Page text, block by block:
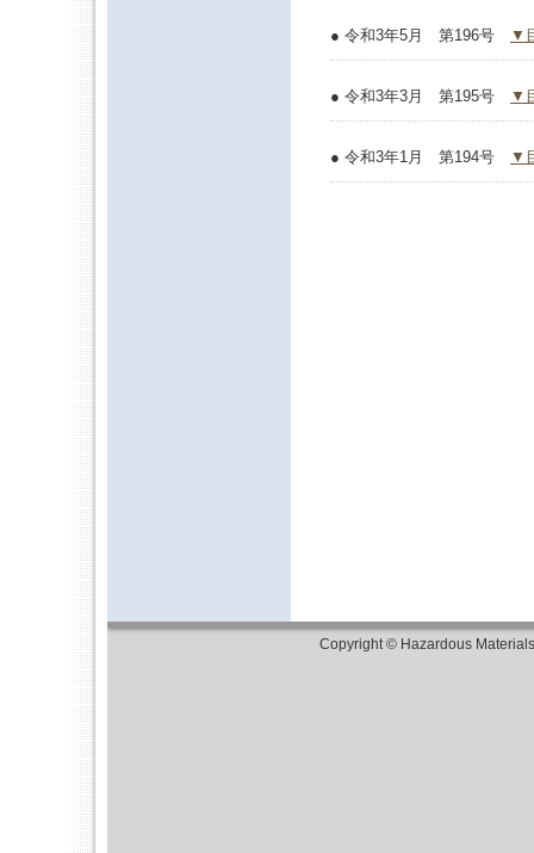
● 令和3年5月 第196号 ▼
● 令和3年3月 第195号 ▼
● 令和3年1月 第194号 ▼
Copyright © Hazardous